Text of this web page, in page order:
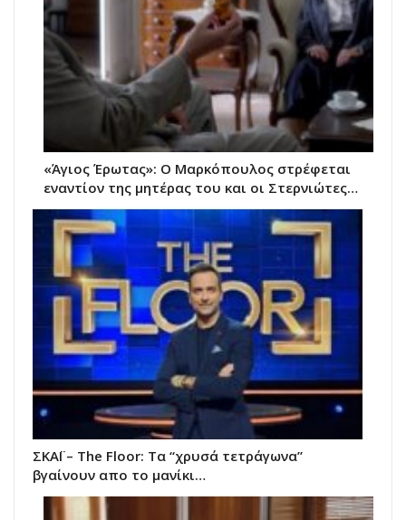
«Άγιος Έρωτας»: Ο Μαρκόπουλος στρέφεται
εναντίον της μητέρας του και οι Στερνιώτες…
ΣΚΑΪ – The Floor: Τα “χρυσά τετράγωνα”
βγαίνουν απο το μανίκι…